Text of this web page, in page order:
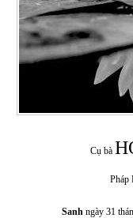
Cụ bà
Pháp
Sanhngày 31